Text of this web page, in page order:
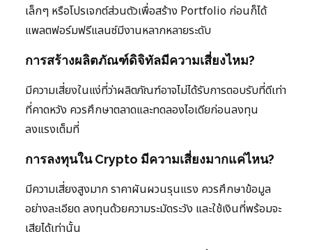
เล็กๆ หรือโปรเจกต์ส่วนตัวเพื่อสร้าง Portfolio ก่อนก็ได้
แพลตฟอร์มฟรีแลนซ์มีงานหลากหลายระดับ
การสร้างผลิตภัณฑ์ดิจิทัลมีความเสี่ยงไหม?
มีความเสี่ยงในแง่ที่ว่าผลิตภัณฑ์อาจไม่ได้รับการตอบรับที่ดีเท่า
ที่คาดหวัง ควรศึกษาตลาดและทดลองไอเดียก่อนลงทุน
ลงแรงเต็มที่
การลงทุนใน Crypto มีความเสี่ยงมากแค่ไหน?
มีความเสี่ยงสูงมาก ราคาผันผวนรุนแรง ควรศึกษาข้อมูล
อย่างละเอียด ลงทุนด้วยความระมัดระวัง และใช้เงินที่พร้อมจะ
เสียได้เท่านั้น